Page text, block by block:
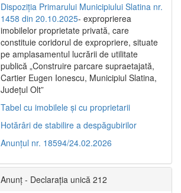
Dispoziția Primarului Municipiului Slatina nr.
1458 din 20.10.2025- exproprierea
imobilelor proprietate privată, care
constituie coridorul de expropriere, situate
pe amplasamentul lucrării de utilitate
publică „Construire parcare supraetajată,
Cartier Eugen Ionescu, Municipiul Slatina,
Județul Olt”
Tabel cu imobilele și cu proprietarii
Hotărâri de stabilire a despăgubirilor
Anunțul nr. 18594/24.02.2026
Anunț - Declarația unică 212